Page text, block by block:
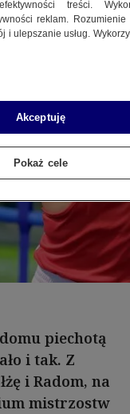
piechotą
i tak. Z
i Radom, na
mistrzostw
treści.
reklam.
i ulepszanie usług.
Akceptuję
Pokaż cele